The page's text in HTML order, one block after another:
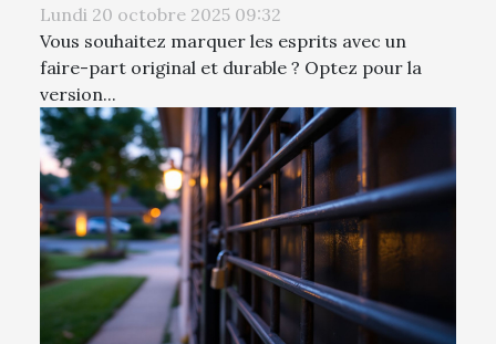
Lundi 20 octobre 2025 09:32
Vous souhaitez marquer les esprits avec un
faire-part original et durable ? Optez pour la
version...